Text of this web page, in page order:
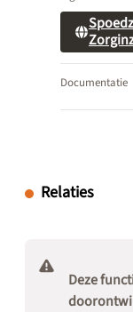
Documentatie
Relaties
Deze